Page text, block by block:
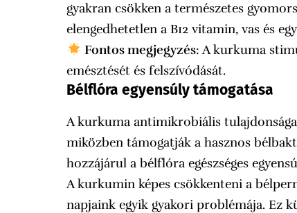
gyakran csökken a természetes
elengedhetetlen a B12 vitamin, vas és
Fontos megjegyzés: A kurkuma
emésztését és felszívódását.
Bélflóra egyensúly támogatása
A kurkuma antimikrobiális
miközben támogatják a hasznos
hozzájárul a bélflóra egészséges
A kurkumin képes csökkenteni a
napjaink egyik gyakori problémája. Ez